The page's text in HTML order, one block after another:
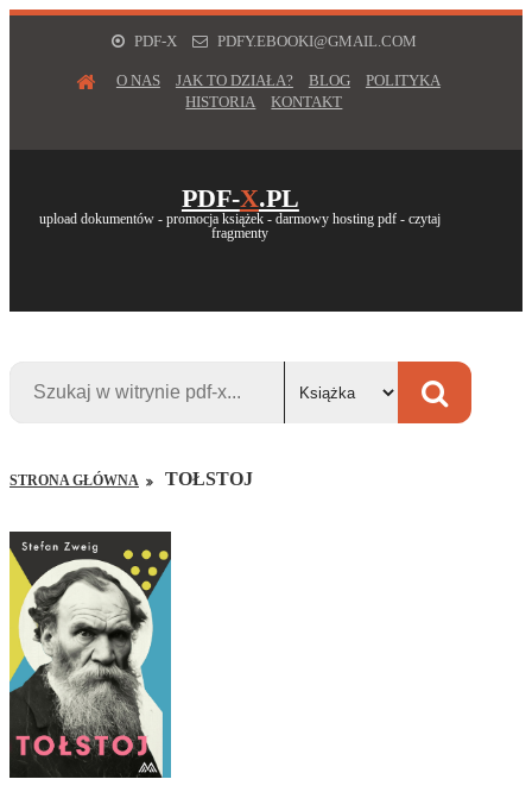
PDF-X PDFY.EBOOKI@GMAIL.COM
O NAS JAK TO DZIAŁA? BLOG
POLITYKA
HISTORIA
KONTAKT
PDF-X.PL
upload dokumentów - promocja książek - darmowy hosting pdf - czytaj
fragmenty
STRONA GŁÓWNA TOŁSTOJ